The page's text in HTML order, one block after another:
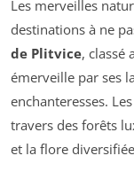
Les merveilles
destinations à ne
de Plitvice, classé
émerveille par ses
enchanteresses.
travers des forêts
et la flore